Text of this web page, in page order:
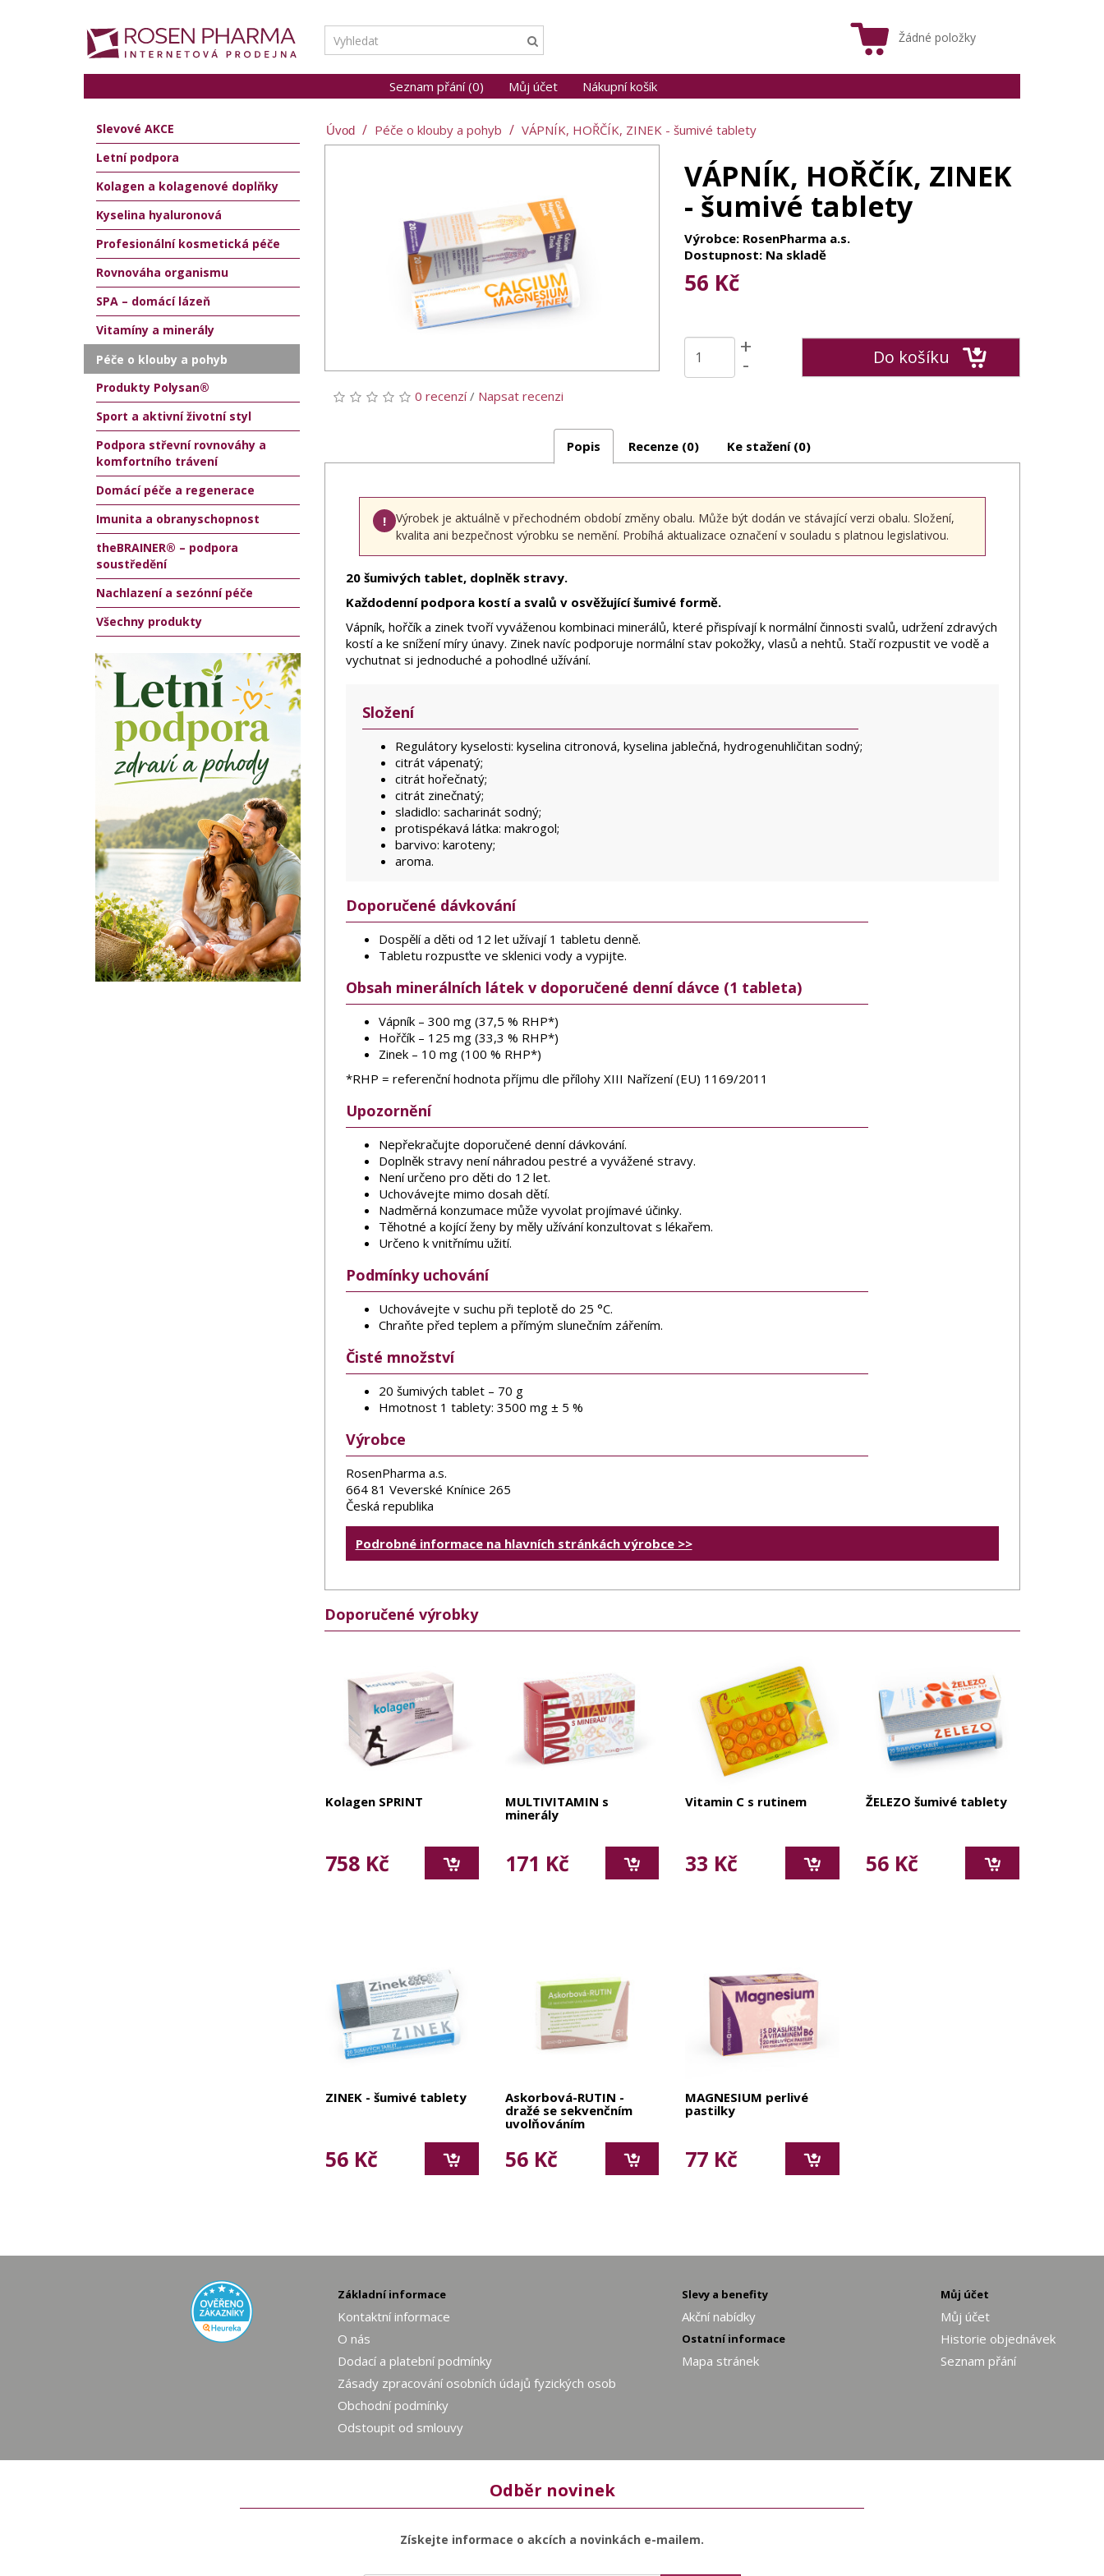
Žádné položky
Seznam přání (0) Můj účet Nákupní košík
Péče o klouby a pohyb VÁPNÍK, HOŘČÍK, ZINEK - šumivé tablety
Slevové AKCE
Letní podpora
Kolagen a kolagenové doplňky
Kyselina hyaluronová
Profesionální kosmetická péče
Rovnováha organismu
SPA – domácí lázeň
Vitamíny a minerály
Péče o klouby a pohyb
Produkty Polysan®
Sport a aktivní životní styl
Podpora střevní rovnováhy a
komfortního trávení
Domácí péče a regenerace
Imunita a obranyschopnost
theBRAINER® – podpora
soustředění
Nachlazení a sezónní péče
Všechny produkty
0 recenzí/ Napsat recenzi
VÁPNÍK, HOŘČÍK, ZINEK
- šumivé tablety
Výrobce: RosenPharma a.s.
Dostupnost: Na skladě
56 Kč
+
- Do košíku
Popis Recenze (0) Ke stažení (0)
!
Výrobek je aktuálně v přechodném období změny obalu. Může být dodán ve stávající verzi obalu. Složení,
kvalita ani bezpečnost výrobku se nemění. Probíhá aktualizace označení v souladu s platnou legislativou.
20 šumivých tablet, doplněk stravy.
Každodenní podpora kostí a svalů v osvěžující šumivé formě.
Vápník, hořčík a zinek tvoří vyváženou kombinaci minerálů, které přispívají k normální činnosti svalů, udržení zdravých
kostí a ke snížení míry únavy. Zinek navíc podporuje normální stav pokožky, vlasů a nehtů. Stačí rozpustit ve vodě a
vychutnat si jednoduché a pohodlné užívání.
Složení
Regulátory kyselosti: kyselina citronová, kyselina jablečná, hydrogenuhličitan sodný;
citrát vápenatý;
citrát hořečnatý;
citrát zinečnatý;
sladidlo: sacharinát sodný;
protispékavá látka: makrogol;
barvivo: karoteny;
aroma.
Doporučené dávkování
Dospělí a děti od 12 let užívají 1 tabletu denně.
Tabletu rozpusťte ve sklenici vody a vypijte.
Obsah minerálních látek v doporučené denní dávce (1 tableta)
Vápník – 300 mg (37,5 % RHP*)
Hořčík – 125 mg (33,3 % RHP*)
Zinek – 10 mg (100 % RHP*)
*RHP = referenční hodnota příjmu dle přílohy XIII Nařízení (EU) 1169/2011
Upozornění
Nepřekračujte doporučené denní dávkování.
Doplněk stravy není náhradou pestré a vyvážené stravy.
Není určeno pro děti do 12 let.
Uchovávejte mimo dosah dětí.
Nadměrná konzumace může vyvolat projímavé účinky.
Těhotné a kojící ženy by měly užívání konzultovat s lékařem.
Určeno k vnitřnímu užití.
Podmínky uchování
Uchovávejte v suchu při teplotě do 25 °C.
Chraňte před teplem a přímým slunečním zářením.
Čisté množství
20 šumivých tablet – 70 g
Hmotnost 1 tablety: 3500 mg ± 5 %
Výrobce
RosenPharma a.s.
664 81 Veverské Knínice 265
Česká republika
Podrobné informace na hlavních stránkách výrobce >>
Doporučené výrobky
Kolagen SPRINT
758 Kč
MULTIVITAMIN s
minerály
171 Kč
Vitamin C s rutinem
33 Kč
ŽELEZO šumivé tablety
56 Kč
ZINEK - šumivé tablety
56 Kč
Askorbová-RUTIN -
dražé se sekvenčním
uvolňováním
56 Kč
MAGNESIUM perlivé
pastilky
77 Kč
Základní informace
Kontaktní informace
O nás
Dodací a platební podmínky
Zásady zpracování osobních údajů fyzických osob
Obchodní podmínky
Odstoupit od smlouvy
Slevy a benefity
Akční nabídky
Ostatní informace
Mapa stránek
Můj účet
Můj účet
Historie objednávek
Seznam přání
Odběr novinek
Získejte informace o akcích a novinkách e-mailem.